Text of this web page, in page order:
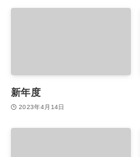
新年度
2023年4月14日